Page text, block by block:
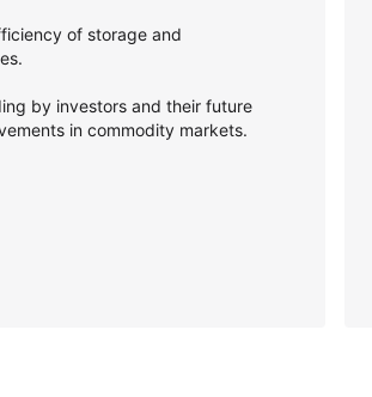
of storage and
by investors and their future
in commodity markets.